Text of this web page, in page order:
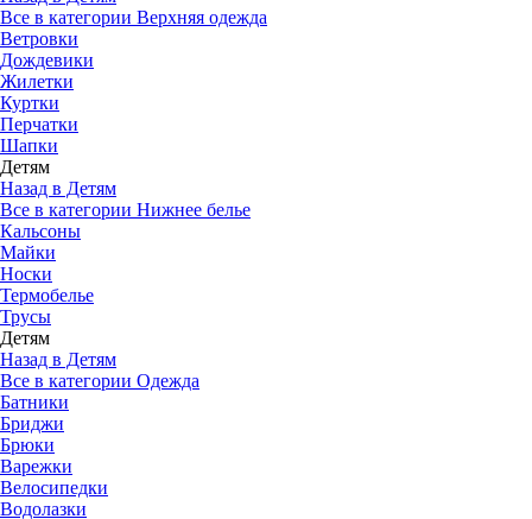
Все в категории Верхняя одежда
Ветровки
Дождевики
Жилетки
Куртки
Перчатки
Шапки
Детям
Назад в Детям
Все в категории Нижнее белье
Кальсоны
Майки
Носки
Термобелье
Трусы
Детям
Назад в Детям
Все в категории Одежда
Батники
Бриджи
Брюки
Варежки
Велосипедки
Водолазки